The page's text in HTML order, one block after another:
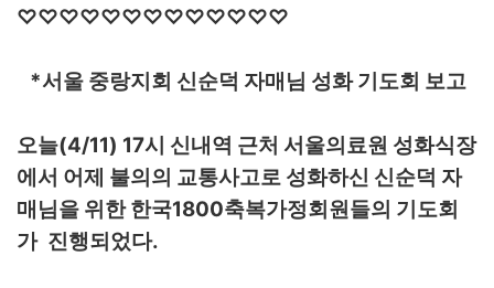
♡♡♡♡♡♡♡♡♡♡♡♡♡
*서울 중랑지회 신순덕 자매님 성화 기도회 보고
오늘(4/11) 17시 신내역 근처 서울의료원 성화식장
에서 어제 불의의 교통사고로 성화하신 신순덕 자
매님을 위한 한국1800축복가정회원들의 기도회
가 진행되었다.